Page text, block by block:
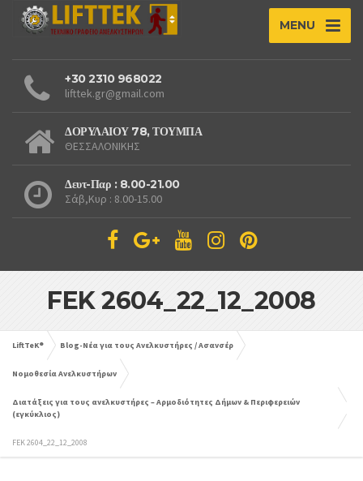
MENU
+30 2310 968022
lifttek.gr@gmail.com
ΔΟΡΥΛΑΙΟΥ 78, ΤΟΥΜΠΑ
ΘΕΣΣΑΛΟΝΙΚΗΣ
Δευτ-Παρ : 8.00-21.00
Σάβ,Κυρ : 8.00-15.00
FEK 2604_22_12_2008
LiftTeK® Blog-Νέα για τους Ανελκυστήρες / Ασανσέρ
Νομοθεσία Ανελκυστήρων
Διατάξεις για τους ανελκυστήρες – Αρμοδιότητες Δήμων & Περιφερειών
(εγκύκλιος)
FEK 2604_22_12_2008